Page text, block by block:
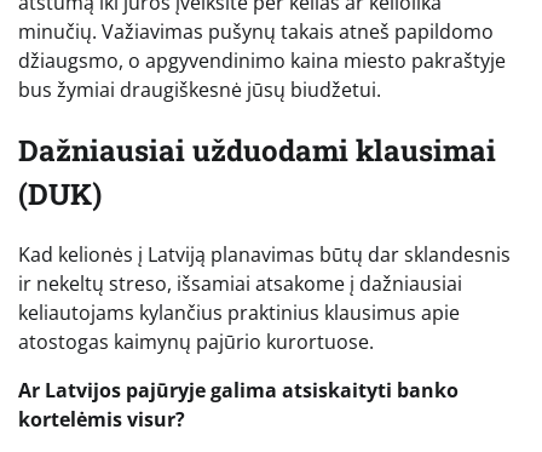
minučių. Važiavimas pušynų takais atneš papildomo
džiaugsmo, o apgyvendinimo kaina miesto pakraštyje
bus žymiai draugiškesnė jūsų biudžetui.
Dažniausiai užduodami klausimai
(DUK)
Kad kelionės į Latviją planavimas būtų dar sklandesnis
ir nekeltų streso, išsamiai atsakome į dažniausiai
keliautojams kylančius praktinius klausimus apie
atostogas kaimynų pajūrio kurortuose.
Ar Latvijos pajūryje galima atsiskaityti banko
kortelėmis visur?